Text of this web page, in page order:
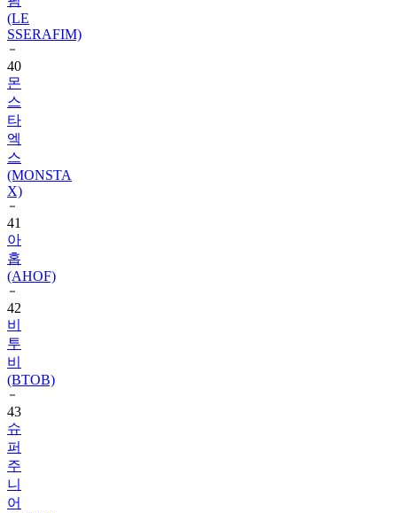
40
몬
스
타
엑
스
(MONSTA
X)
41
아
홉
(AHOF)
42
비
투
비
(BTOB)
43
슈
퍼
주
니
어
(SUPER
JUNIOR)